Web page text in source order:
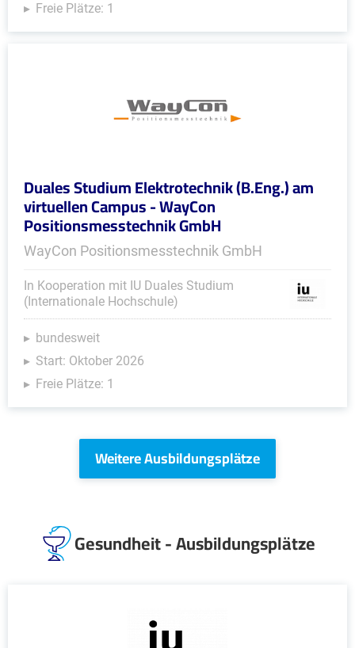
Freie Plätze: 1
Duales Studium Elektrotechnik (B.Eng.) am
virtuellen Campus - WayCon
Positionsmesstechnik GmbH
WayCon Positionsmesstechnik GmbH
In Kooperation mit IU Duales Studium
(Internationale Hochschule)
bundesweit
Start: Oktober 2026
Freie Plätze: 1
Weitere Ausbildungsplätze
Gesundheit - Ausbildungsplätze